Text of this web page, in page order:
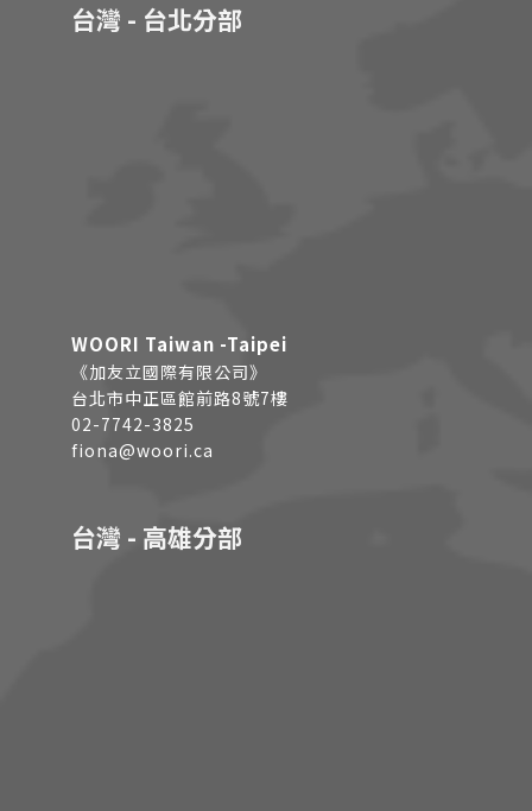
台灣 - 台北分部
WOORI Taiwan -Taipei
《加友立國際有限公司》
台北市中正區館前路8號7樓
02-7742-3825
fiona@woori.ca
台灣 - 高雄分部